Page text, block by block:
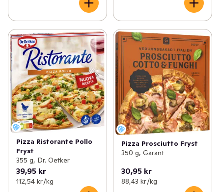
Pizza Ristorante Pollo
Fryst
355 g, Dr. Oetker
39,95 kr
112,54 kr /kg
Pizza Prosciutto Fryst
350 g, Garant
30,95 kr
88,43 kr /kg